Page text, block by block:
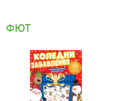
ФЮТ